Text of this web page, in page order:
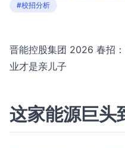
#校招分析
晋能控股集团 2026 春招
业才是亲儿子
这家能源巨头